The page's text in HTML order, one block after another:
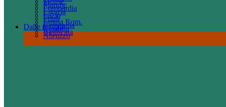
Dalle regioni
Abruzzo
Basilicata
Calabria
Campania
Emilia Rom.
Friuli
Lazio
Liguria
Lombardia
Marche